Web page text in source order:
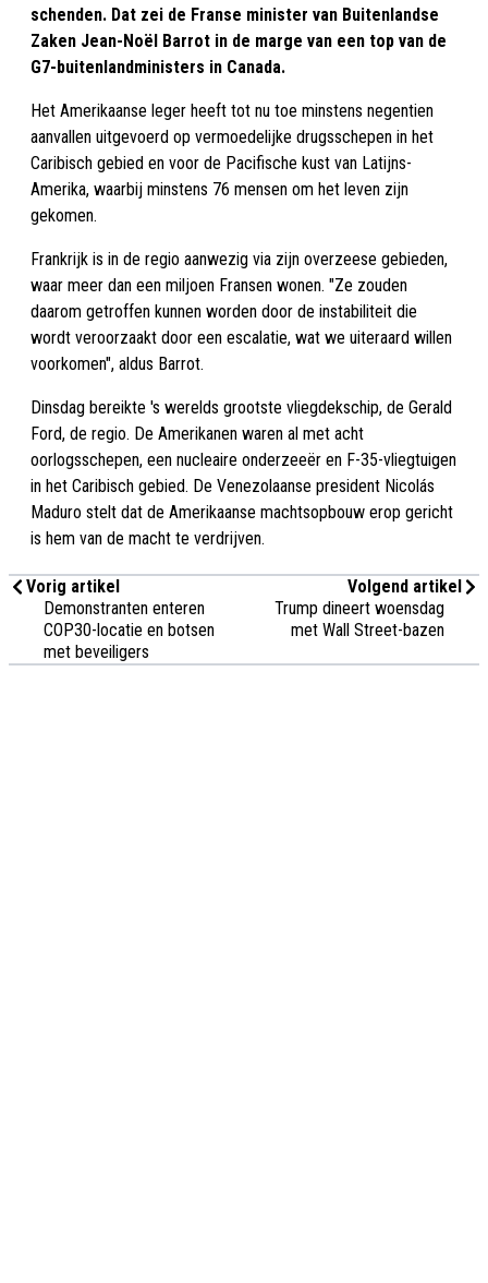
schenden. Dat zei de Franse minister van Buitenlandse
Zaken Jean-Noël Barrot in de marge van een top van de
G7-buitenlandministers in Canada.
Het Amerikaanse leger heeft tot nu toe minstens negentien
aanvallen uitgevoerd op vermoedelijke drugsschepen in het
Caribisch gebied en voor de Pacifische kust van Latijns-
Amerika, waarbij minstens 76 mensen om het leven zijn
gekomen.
Frankrijk is in de regio aanwezig via zijn overzeese gebieden,
waar meer dan een miljoen Fransen wonen. "Ze zouden
daarom getroffen kunnen worden door de instabiliteit die
wordt veroorzaakt door een escalatie, wat we uiteraard willen
voorkomen", aldus Barrot.
Dinsdag bereikte 's werelds grootste vliegdekschip, de Gerald
Ford, de regio. De Amerikanen waren al met acht
oorlogsschepen, een nucleaire onderzeeër en F-35-vliegtuigen
in het Caribisch gebied. De Venezolaanse president Nicolás
Maduro stelt dat de Amerikaanse machtsopbouw erop gericht
is hem van de macht te verdrijven.
Vorig artikel
Demonstranten enteren
COP30-locatie en botsen
met beveiligers
Volgend artikel
Trump dineert woensdag
met Wall Street-bazen